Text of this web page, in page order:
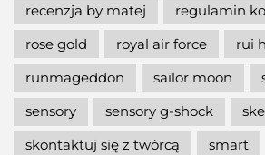
recenzja by matej
regulamin
rose gold
royal air force
rui
runmageddon
sailor moon
sensory
sensory g-shock
skontaktuj się z twórcą
smart